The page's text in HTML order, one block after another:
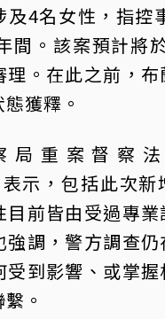
及4名女性，指控
間。該案預計將
理。在此之前，
獲釋。
局重案督察
示，包括此次新
目前皆由受過專
強調，警方調查仍
受到影響、或掌
。